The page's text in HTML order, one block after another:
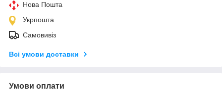
Нова Пошта
Укрпошта
Самовивіз
Всі умови доставки
Умови оплати